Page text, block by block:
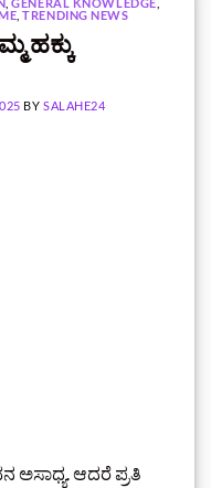
,TRENDING NEWS
ಹಕ್ಕು
BY SALAHE24
ಅಸಾಧ್ಯ. ಆದರೆ ಪ್ರತಿ